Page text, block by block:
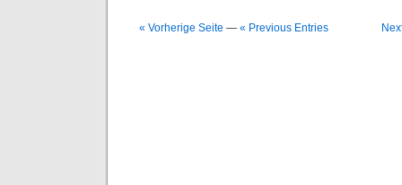
« Vorherige Seite — « Previous Entries